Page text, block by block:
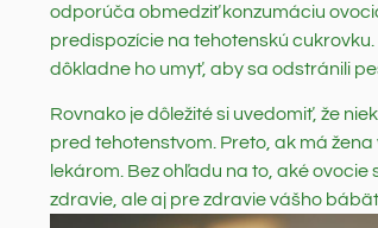
odporúča obmedziť konzumáciu
predispozície na tehotenskú
dôkladne ho umyť, aby sa odstránili
Rovnako je dôležité si uvedomiť, že
pred tehotenstvom. Preto, ak má
lekárom. Bez ohľadu na to, aké
zdravie, ale aj pre zdravie vášho